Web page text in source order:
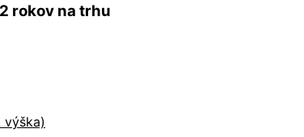
rokov na trhu